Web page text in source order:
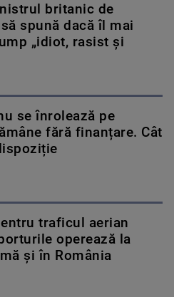
britanic de
spună dacă îl mai
„idiot, rasist și
se înrolează pe
fără finanțare. Cât
traficul aerian
operează la
și în România